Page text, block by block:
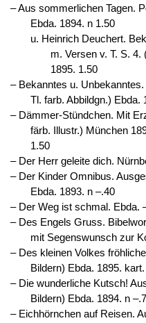
‒ Aus sommerlichen Tagen.
Ebda. 1894. n 1.50
u. Heinrich Deuchert.
m. Versen v. T. S.
1895. 1.50
‒ Bekanntes u.
Tl. farb. Abbildgn.) Ebda.
‒ Dämmer-Stündchen. Mit
färb. Illustr.) München
1.50
‒ Der Herr geleite dich.
‒ Der Kinder Omnibus.
Ebda. 1893. n –.40
‒ Der Weg ist schmal. Ebda.
‒ Des Engels Gruss.
mit Segenswunsch zur
‒ Des kleinen Volkes
Bildern) Ebda. 1895.
‒ Die wunderliche Kutsch!
Bildern) Ebda. 1894. n
‒ Eichhörnchen auf Reisen.